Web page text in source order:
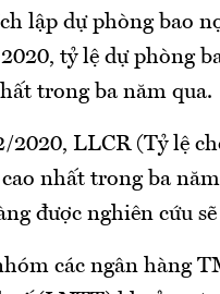
lập dự phòng bao
tỷ lệ dự phòng
trong ba năm qua.
2020, LLCR (Tỷ lệ
nhất trong ba
được nghiên cứu
các ngân hàng